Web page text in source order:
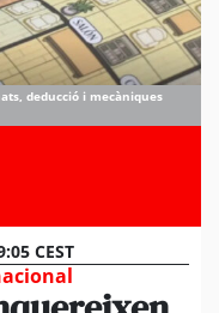
deducció i mecàniques
CEST